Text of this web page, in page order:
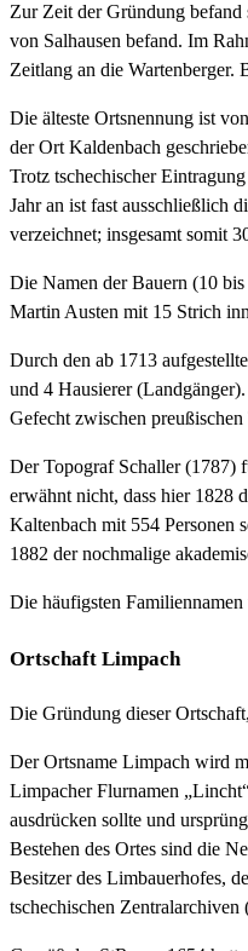
Zur Zeit der Gründung
von Salhausen befand. Im
Zeitlang an die
Die älteste Ortsnennung ist
der Ort Kaldenbach
Trotz tschechischer
Jahr an ist fast ausschließlich
verzeichnet; insgesamt somit
Die Namen der Bauern (10
Martin Austen mit 15 Strich
Durch den ab 1713
und 4 Hausierer
Gefecht zwischen
Der Topograf Schaller (1787)
erwähnt nicht, dass hier 1828
Kaltenbach mit 554 Personen
1882 der nochmalige
Die häufigsten
Ortschaft Limpach
Die Gründung dieser
Der Ortsname Limpach wird
Limpacher Flurnamen
ausdrücken sollte und
Bestehen des Ortes sind die
Besitzer des Limbauerhofes,
tschechischen